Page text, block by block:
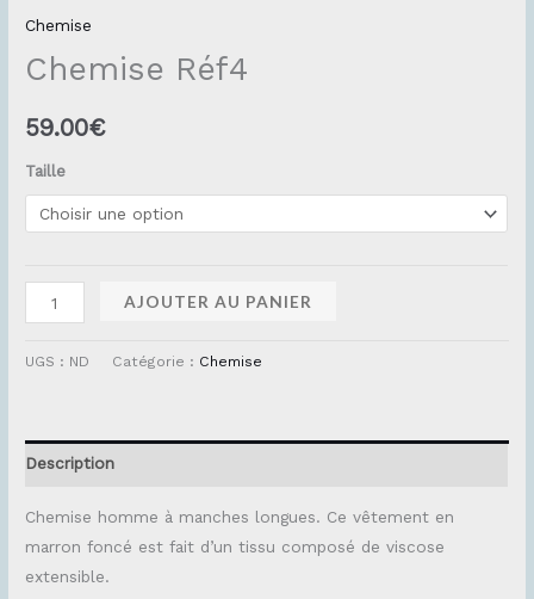
Chemise
Chemise Réf4
59.00€
Taille
AJOUTER AU PANIER
UGS : ND Catégorie : Chemise
Description
Chemise homme à manches longues. Ce vêtement en
marron foncé est fait d’un tissu composé de viscose
extensible.